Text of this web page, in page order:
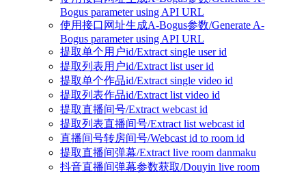
Bogus parameter using API URL
使用接口网址生成A-Bogus参数/Generate A-
Bogus parameter using API URL
提取单个用户id/Extract single user id
提取列表用户id/Extract list user id
提取单个作品id/Extract single video id
提取列表作品id/Extract list video id
提取直播间号/Extract webcast id
提取列表直播间号/Extract list webcast id
直播间号转房间号/Webcast id to room id
提取直播间弹幕/Extract live room danmaku
抖音直播间弹幕参数获取/Douyin live room